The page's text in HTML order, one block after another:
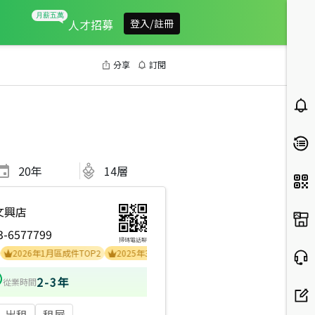
人才招募 登入/註冊
分享 訂閱
20年 14層
興店
6577799
掃碼電話聊
1月區成件TOP2 2025年3月區成件TOP3
從業時間2-3年